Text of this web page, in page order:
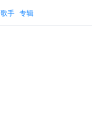
歌手 专辑